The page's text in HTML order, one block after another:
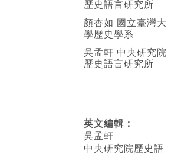
歷史語言研究所
顏杏如 國立臺灣大
學歷史學系
吳孟軒 中央研究院
歷史語言研究所
英文編輯 ：
吳孟軒
中央研究院歷史語